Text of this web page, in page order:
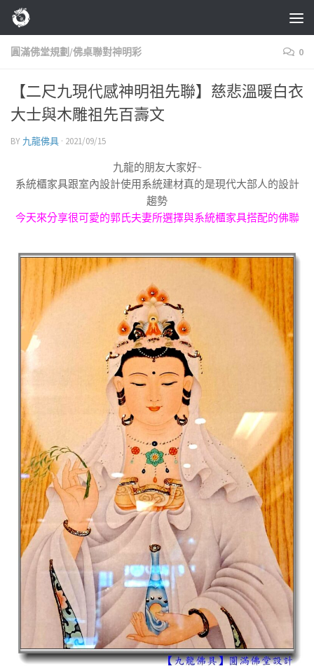
Skip to content
圓滿佛堂規劃/佛桌聯對神明彩 0
【二尺九現代感神明祖先聯】慈悲溫暖白衣
大士與木雕祖先百壽文
BY 九龍佛具 · 2021/09/15
九龍的朋友大家好~
系統櫃家具跟室內設計使用系統建材真的是現代大部人的設計
趨勢
今天來分享很可愛的郭氏夫妻所選擇與系統櫃家具搭配的佛聯